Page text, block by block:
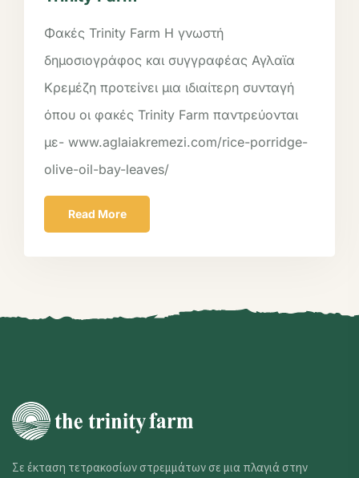
Φακές Trinity Farm Η γνωστή
δημοσιογράφος και συγγραφέας Αγλαϊα
Κρεμέζη προτείνει μια ιδιαίτερη συνταγή
όπου οι φακές Trinity Farm παντρεύονται
με- www.aglaiakremezi.com/rice-porridge-
olive-oil-bay-leaves/
Read More
Σε έκταση τετρακοσίων στρεμμάτων σε μια πλαγιά στην